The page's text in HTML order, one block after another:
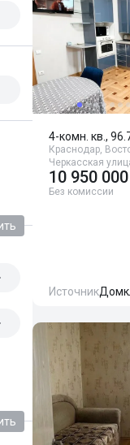
4-комн. кв.,
Краснодар,
Черкасская
10 950
Без комиссии
Источник